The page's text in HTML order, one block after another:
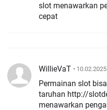
slot menawarkan
cepat
WillieVaT •
Permainan slot
taruhan http://
menawarkan